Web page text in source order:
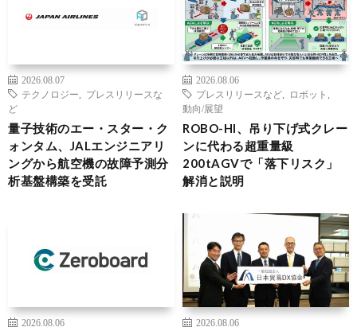
2026.08.07
テクノロジー
プレスリリースな
ど
量子技術のエー・スター・ク
ォンタム、JALエンジニアリ
ングから航空機の故障予測分
析基盤構築を受託
2026.08.06
プレスリリースなど
ロボット
動向/展望
ROBO-HI、吊り下げ式クレー
ンに代わる超重量級
200tAGVで「落下リスク」
解消と説明
2026.08.06
2026.08.06